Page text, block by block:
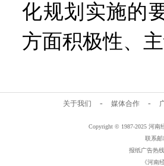
化规划实施的
方面积极性、
关于我们 - 媒体合作 -
Copyright © 1987-2025 河南
联系邮
报纸广告热
《河南